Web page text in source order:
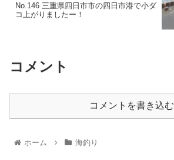
No.146 三重県四日市市の四日市港で小ダ
コ上がりましたー！
コメント
コメントを書き込む
ホーム 海釣り